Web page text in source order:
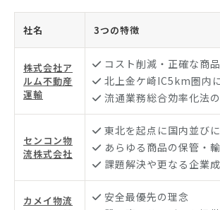
社名 3つの特徴
株式会社ア
ルム不動産
運輸
コスト削減・正確な商
北上金ケ崎IC5km圏内
流通業務総合効率化法
センコン物
流株式会社
東北を起点に国内並び
あらゆる商品の保管・
課題解決や更なる企業
カメイ物流
安全最優先の理念